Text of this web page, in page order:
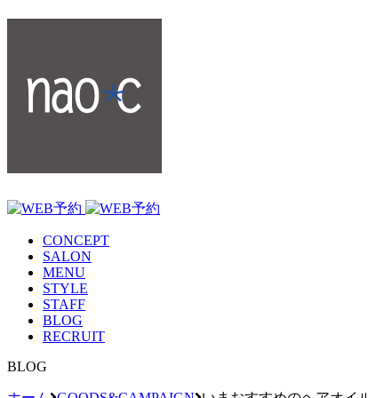
CONCEPT
SALON
MENU
STYLE
STAFF
BLOG
RECRUIT
BLOG